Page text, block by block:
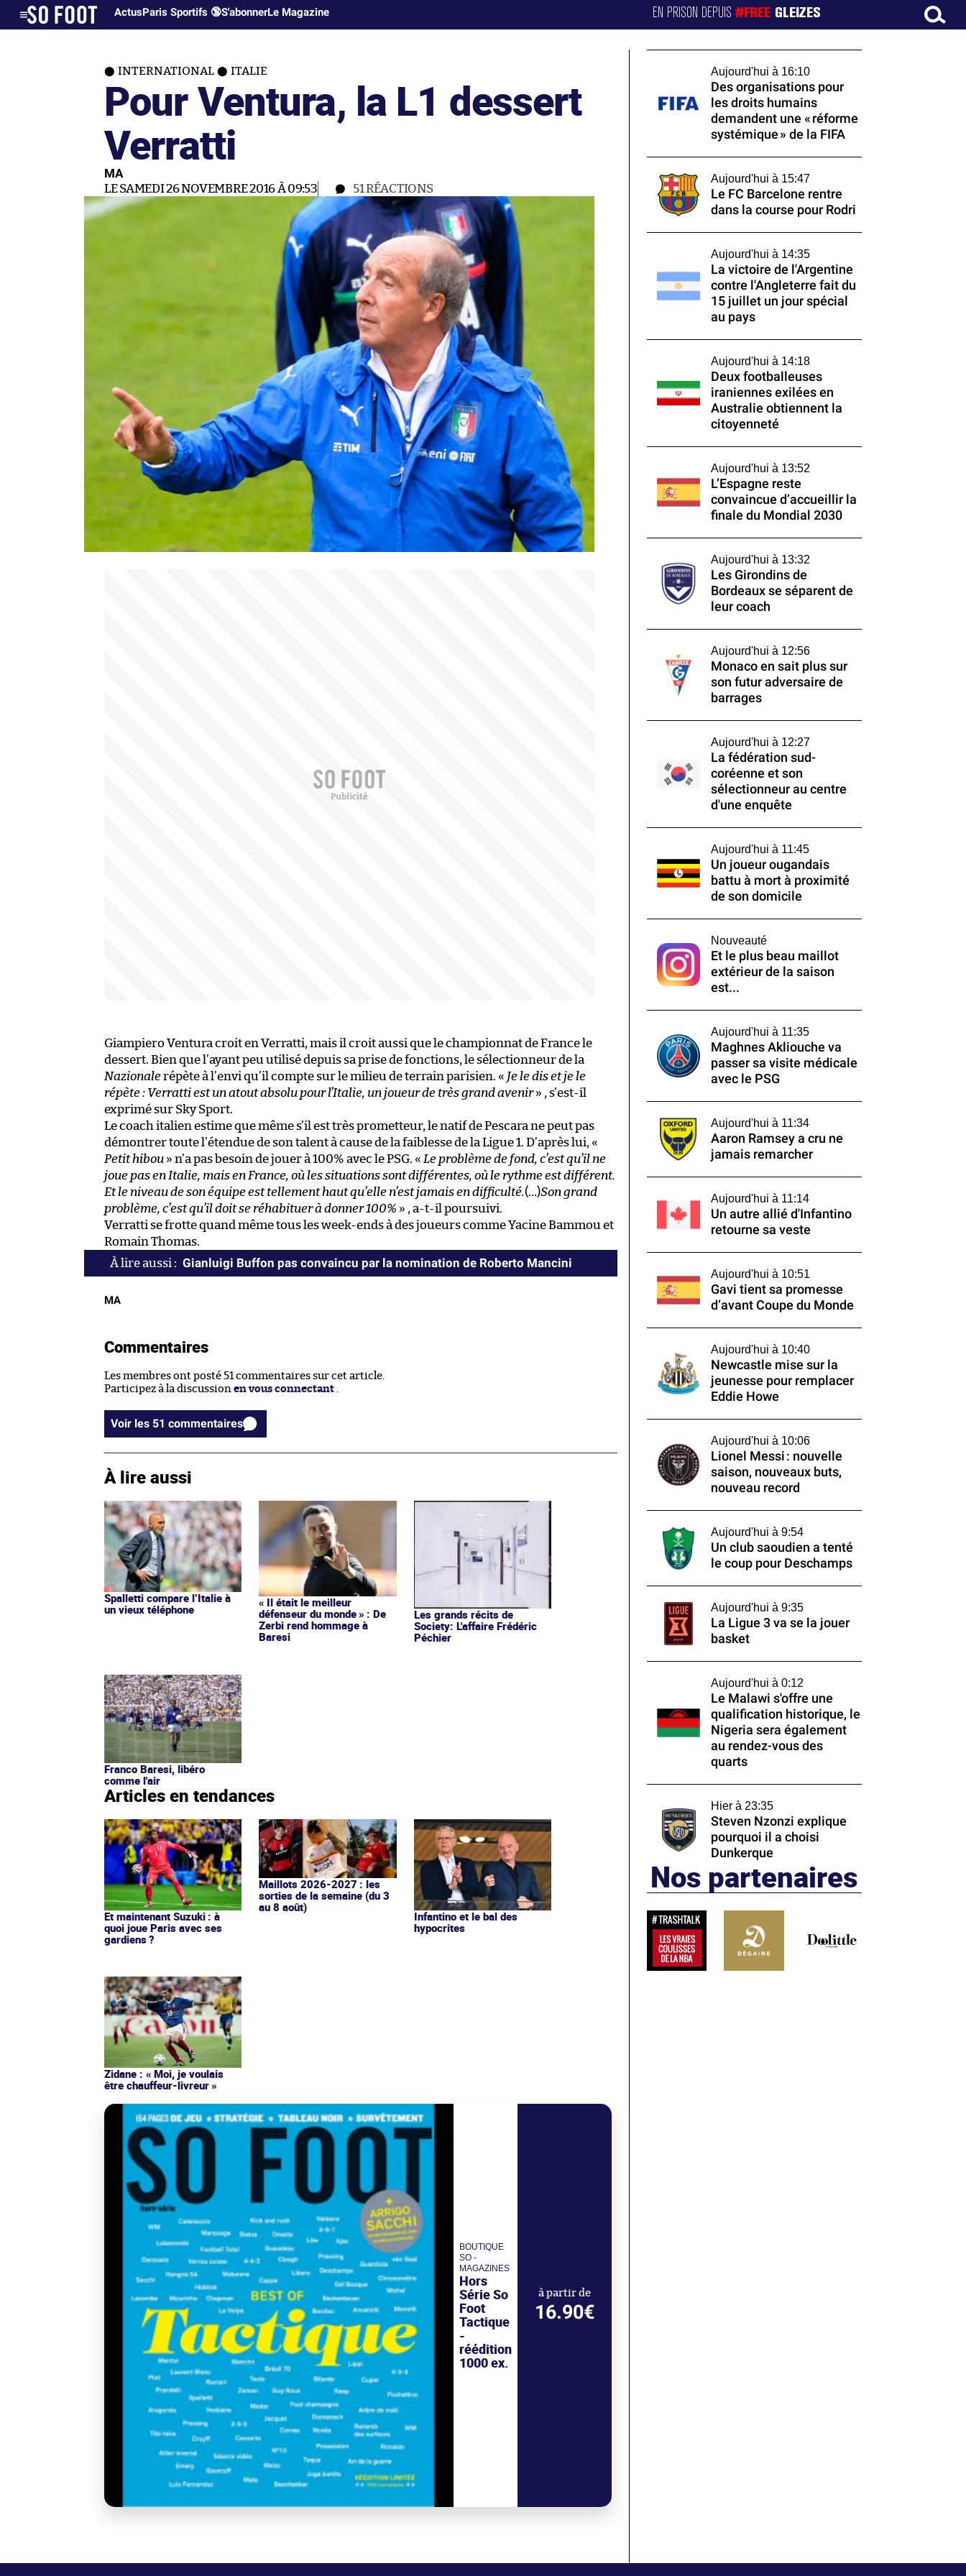
ActusParis Sportifs 🔞S'abonnerLe Magazine EN PRISON DEPUIS#FREE GLEIZES
INTERNATIONAL ITALIE
Pour Ventura, la L1 dessert
Verratti
MA
LE SAMEDI 26 NOVEMBRE 2016 À 09:53 51RÉACTIONS
Giampiero Ventura croit en Verratti, mais il croit aussi que le championnat de France le
dessert. Bien que l’ayant peu utilisé depuis sa prise de fonctions, le sélectionneur de la
Nazionalerépète à l’envi qu’il compte sur le milieu de terrain parisien. « Je le dis et je le
répète : Verratti est un atout absolu pour l’Italie, un joueur de très grand avenir» , s’est-il
exprimé sur Sky Sport.
Le coach italien estime que même s’il est très prometteur, le natif de Pescara ne peut pas
démontrer toute l’étendue de son talent à cause de la faiblesse de la Ligue 1. D’après lui, «
Petit hibou » n’a pas besoin de jouer à 100% avec le PSG. « Le problème de fond, c’est qu’il ne
joue pas en Italie, mais en France, où les situations sont différentes, où le rythme est différent.
Et le niveau de son équipe est tellement haut qu’elle n’est jamais en difficulté.(…)Son grand
problème, c’est qu’il doit se réhabituer à donner 100% » , a-t-il poursuivi.
Verratti se frotte quand même tous les week-ends à des joueurs comme Yacine Bammou et
Romain Thomas.
Gianluigi Buffon pas convaincu par la nomination de Roberto Mancini
MA
Commentaires
Les membres ont posté 51 commentaires sur cet article.
Participez à la discussion en vous connectant
Voir les 51 commentaires
À lire aussi
Spalletti compare l’Italie à
un vieux téléphone
« Il était le meilleur
défenseur du monde » : De
Zerbi rend hommage à
Baresi
Les grands récits de
Society: L'affaire Frédéric
Péchier
Franco Baresi, libéro
comme l'air
Articles en tendances
Et maintenant Suzuki : à
quoi joue Paris avec ses
gardiens ?
Maillots 2026-2027 : les
sorties de la semaine (du 3
au 8 août)
Infantino et le bal des
hypocrites
Zidane : « Moi, je voulais
être chauffeur-livreur »
BOUTIQUE
SO -
MAGAZINES
Hors
Série So
Foot
Tactique
-
réédition
1000 ex.
à partir de
16.90€
Aujourd'hui à 16:10
Des organisations pour
les droits humains
demandent une « réforme
systémique » de la FIFA
Aujourd'hui à 15:47
Le FC Barcelone rentre
dans la course pour Rodri
Aujourd'hui à 14:35
La victoire de l'Argentine
contre l'Angleterre fait du
15 juillet un jour spécial
au pays
Aujourd'hui à 14:18
Deux footballeuses
iraniennes exilées en
Australie obtiennent la
citoyenneté
Aujourd'hui à 13:52
L’Espagne reste
convaincue d’accueillir la
finale du Mondial 2030
Aujourd'hui à 13:32
Les Girondins de
Bordeaux se séparent de
leur coach
Aujourd'hui à 12:56
Monaco en sait plus sur
son futur adversaire de
barrages
Aujourd'hui à 12:27
La fédération sud-
coréenne et son
sélectionneur au centre
d'une enquête
Aujourd'hui à 11:45
Un joueur ougandais
battu à mort à proximité
de son domicile
Nouveauté
Et le plus beau maillot
extérieur de la saison
est...
Aujourd'hui à 11:35
Maghnes Akliouche va
passer sa visite médicale
avec le PSG
Aujourd'hui à 11:34
Aaron Ramsey a cru ne
jamais remarcher
Aujourd'hui à 11:14
Un autre allié d'Infantino
retourne sa veste
Aujourd'hui à 10:51
Gavi tient sa promesse
d’avant Coupe du Monde
Aujourd'hui à 10:40
Newcastle mise sur la
jeunesse pour remplacer
Eddie Howe
Aujourd'hui à 10:06
Lionel Messi : nouvelle
saison, nouveaux buts,
nouveau record
Aujourd'hui à 9:54
Un club saoudien a tenté
le coup pour Deschamps
Aujourd'hui à 9:35
La Ligue 3 va se la jouer
basket
Aujourd'hui à 0:12
Le Malawi s'offre une
qualification historique, le
Nigeria sera également
au rendez-vous des
quarts
Hier à 23:35
Steven Nzonzi explique
pourquoi il a choisi
Dunkerque
Nos partenaires